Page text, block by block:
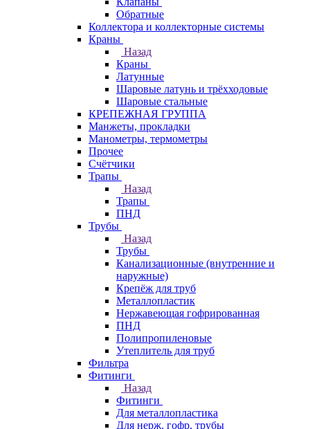
Обратные
Коллектора и коллекторные системы
Краны
Назад
Краны
Латунные
Шаровые латунь и трёхходовые
Шаровые стальные
КРЕПЕЖНАЯ ГРУППА
Манжеты, прокладки
Манометры, термометры
Прочее
Счётчики
Трапы
Назад
Трапы
ПНД
Трубы
Назад
Трубы
Канализационные (внутренние и
наружные)
Крепёж для труб
Металлопластик
Нержавеющая гофрированная
ПНД
Полипропиленовые
Утеплитель для труб
Фильтра
Фитинги
Назад
Фитинги
Для металлопластика
Для нерж. гофр. трубы